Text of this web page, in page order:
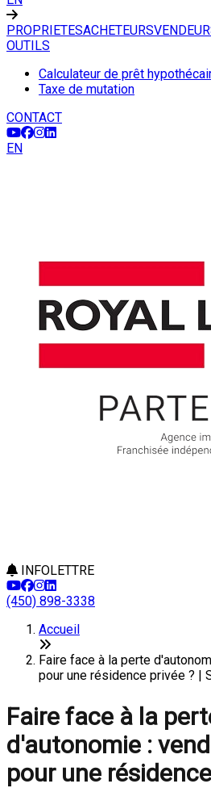
PROPRIETESACHETEURS
OUTILS
Calculateur de prêt
Taxe de mutation
CONTACT
EN
INFOLETTRE
(450) 898-3338
Accueil
Faire face à la perte
pour une résidence privée ? |
Faire face à la
d'autonomie :
pour une